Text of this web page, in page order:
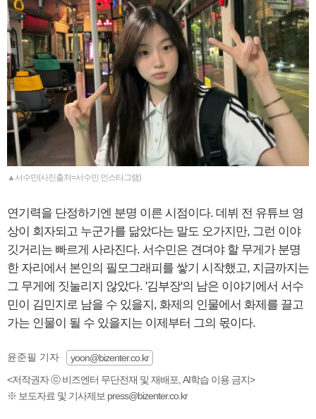
▲서수민(사진출처=서수민 인스타그램)
연기력을 단정하기엔 분명 이른 시점이다. 데뷔 전 유튜브 영
상이 회자되고 누군가를 닮았다는 말도 오가지만, 그런 이야
깃거리는 빠르게 사라진다. 서수민은 견뎌야 할 무게가 분명
한 자리에서 본인의 필모그래피를 쌓기 시작했고, 지금까지는
그 무게에 짓눌리지 않았다. '김부장'의 남은 이야기에서 서수
민이 김민지로 남을 수 있을지, 화제의 인물에서 화제를 끌고
가는 인물이 될 수 있을지는 이제부터 그의 몫이다.
윤준필 기자
yoon@bizenter.co.kr
<저작권자 ⓒ 비즈엔터 무단전재 및 재배포, AI학습 이용 금지>
※ 보도자료 및 기사제보 press@bizenter.co.kr